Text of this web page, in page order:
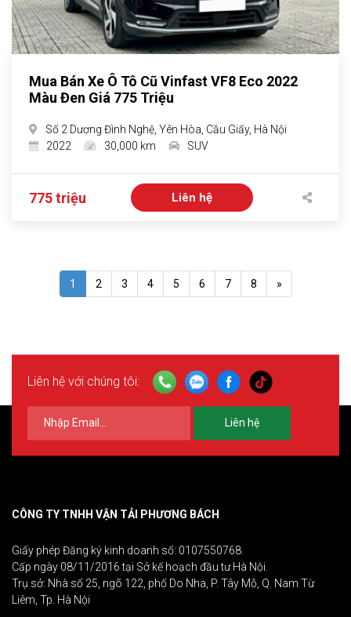
Mua Bán Xe Ô Tô Cũ Vinfast VF8 Eco 2022
Màu Đen Giá 775 Triệu
Số 2 Dương Đình Nghệ, Yên Hòa, Cầu Giấy, Hà Nội
2022
30,000 km SUV
775 triệu Liên hệ
1 2 3 4 5 6 7 8 »
Liên hệ với chúng tôi:
Liên hệ
CÔNG TY TNHH VẬN TẢI PHƯƠNG BÁCH
Giấy phép Đăng ký kinh doanh số: 0107550768.
Cấp ngày 08/11/2016 tại Sở kế hoạch đầu tư Hà Nội.
Trụ sở: Nhà số 25, ngõ 122, phố Do Nha, P. Tây Mỗ, Q. Nam Từ
Liêm, Tp. Hà Nội